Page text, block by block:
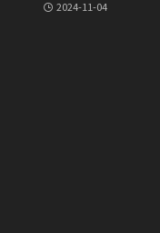
2024-11-04